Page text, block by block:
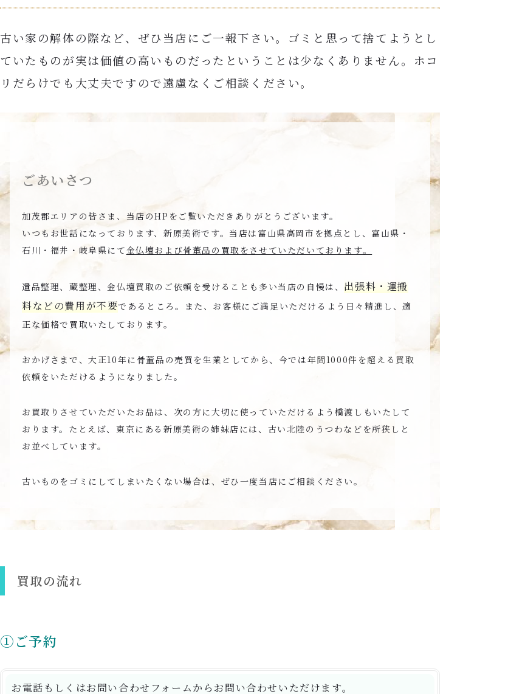
古い家の解体の際など、ぜひ当店にご一報下さい。ゴミと思って捨てようとし
ていたものが実は価値の高いものだったということは少なくありません。ホコ
リだらけでも大丈夫ですので遠慮なくご相談ください。
ごあいさつ
加茂郡エリアの皆さま、当店のHPをご覧いただきありがとうございます。
いつもお世話になっております、新原美術です。当店は富山県高岡市を拠点とし、富山県・
石川・福井・岐阜県にて金仏壇および骨董品の買取をさせていただいております。
遺品整理、蔵整理、金仏壇買取のご依頼を受けることも多い当店の自慢は、 出張料・運搬
料などの費用が不要であるところ。また、お客様にご満足いただけるよう日々精進し、適
正な価格で買取いたしております。
おかげさまで、大正10年に骨董品の売買を生業としてから、今では年間1000件を超える買取
依頼をいただけるようになりました。
お買取りさせていただいたお品は、次の方に大切に使っていただけるよう橋渡しもいたして
おります。たとえば、東京にある新原美術の姉妹店には、古い北陸のうつわなどを所狭しと
お並べしています。
古いものをゴミにしてしまいたくない場合は、ぜひ一度当店にご相談ください。
買取の流れ
①ご予約
お電話もしくはお問い合わせフォームからお問い合わせいただけます。